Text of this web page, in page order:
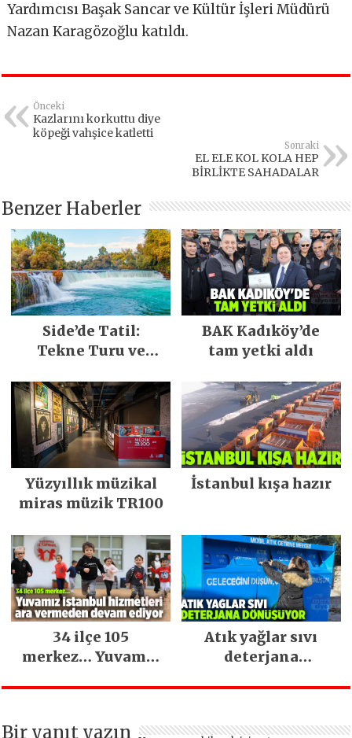
Yardımcısı Başak Sancar ve Kültür İşleri Müdürü
Nazan Karagözoğlu katıldı.
Önceki
Kazlarını korkuttu diye
köpeği vahşice katletti
Sonraki
EL ELE KOL KOLA HEP
BİRLİKTE SAHADALAR
Benzer Haberler
Side’de Tatil:
Tekne Turu ve
BAK Kadıköy’de
tam yetki aldı
Yüzyıllık müzikal
miras müzik TR100
İstanbul kışa hazır
34 ilçe 105
merkez… Yuvamız
ara vermeden
Atık yağlar sıvı
deterjana
Bir yanıt yazın